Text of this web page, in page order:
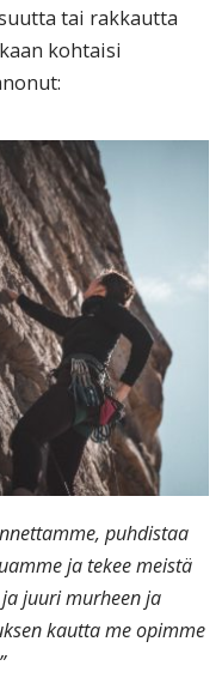
tai rakkautta
kohtaisi
puhdistaa
ja tekee meistä
juuri murheen ja
kautta me opimme